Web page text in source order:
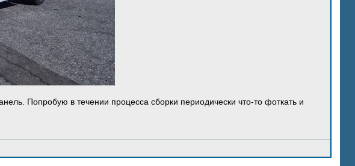
Попробую в течении процесса сборки периодически что-то фоткать и